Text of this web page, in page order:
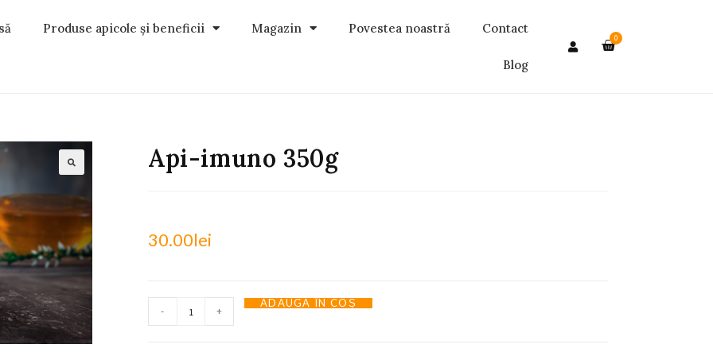
Produse apicole și beneficii Magazin Povestea noastră Contact
Blog
0
Api-imuno 350g
30.00lei
- +
ADAUGĂ ÎN COȘ